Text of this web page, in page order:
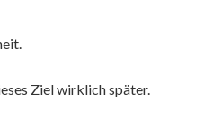
Ziel wirklich später.